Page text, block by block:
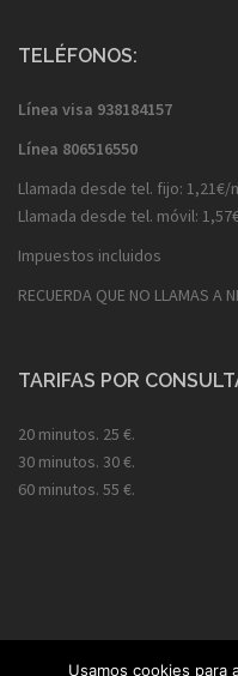
TELÉFONOS:
Línea visa 938184157
Línea 806516550
Llamada desde tel. fijo: 1,21€/
Llamada desde tel. móvil:
Impuestos incluidos
RECUERDA QUE NO LLAMAS A
TARIFAS POR
20 minutos. 25 €.
30 minutos. 30 €.
60 minutos. 55 €.
Usamos cookies para